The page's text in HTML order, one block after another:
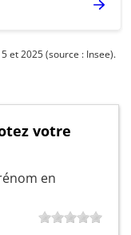
et 2025 (source : Insee).
votre
en